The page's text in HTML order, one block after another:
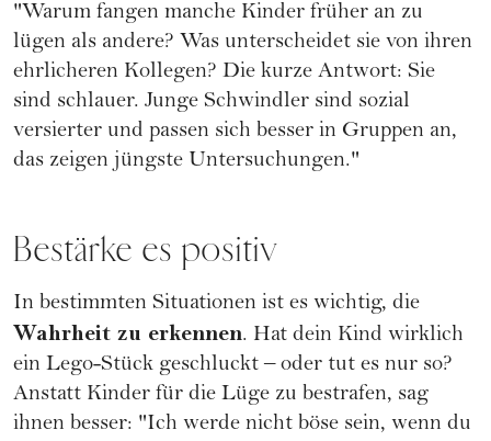
"Warum fangen manche Kinder früher an zu
lügen als andere? Was unterscheidet sie von ihren
ehrlicheren Kollegen? Die kurze Antwort: Sie
sind schlauer. Junge Schwindler sind sozial
versierter und passen sich besser in Gruppen an,
das zeigen jüngste Untersuchungen."
Bestärke es positiv
In bestimmten Situationen ist es wichtig, die
Wahrheit zu erkennen. Hat dein Kind wirklich
ein Lego-Stück geschluckt – oder tut es nur so?
Anstatt Kinder für die Lüge zu bestrafen, sag
ihnen besser: "Ich werde nicht böse sein, wenn du